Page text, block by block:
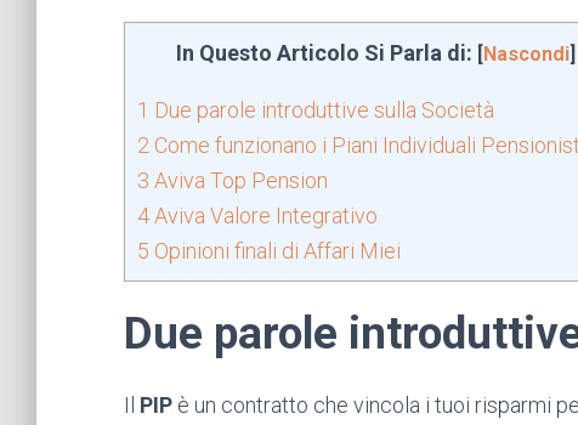
In Questo Articolo Si Parla di: [Nascondi]
1 Due parole introduttive sulla Società
2 Come funzionano i Piani Individuali
3 Aviva Top Pension
4Aviva Valore Integrativo
5 Opinioni finali di Affari Miei
Due parole
Il PIP è un contratto che vincola i tuoi risparmi